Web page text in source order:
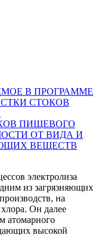
В ПРОГРАММЕ
СТОКОВ
ПИЩЕВОГО
ОТ ВИДА И
ВЕЩЕСТВ
электролиза
из загрязняющих
на
Он далее
атомарного
высокой